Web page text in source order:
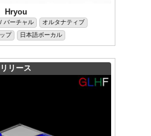
Hryou
バーチャル
オルタナティブ
プ
日本語ボーカル
リリース